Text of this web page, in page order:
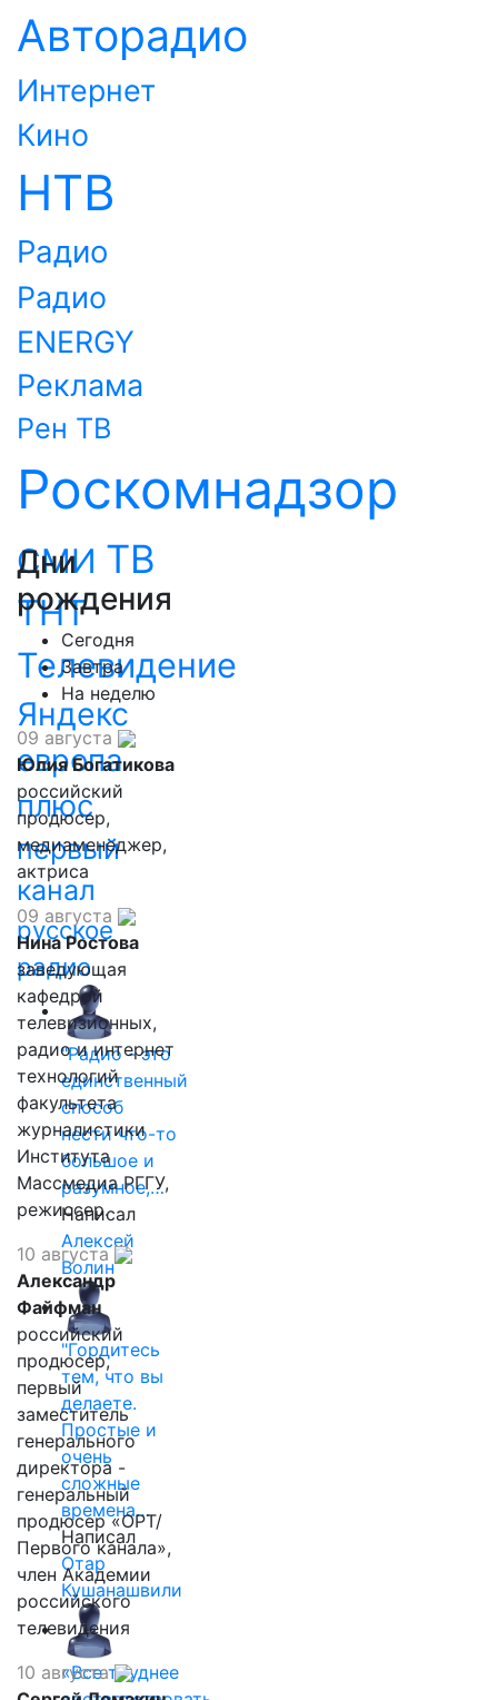
Авторадио
Интернет
Кино
НТВ
Радио
Радио
ENERGY
Реклама
Рен ТВ
Роскомнадзор
СМИ ТВ
ТНТ
Телевидение
Яндекс
европа
плюс
первый
канал
русское
радио
"Радио - это
единственный
способ
нести что-то
большое и
разумное,…
Написал
Алексей
Волин
"Гордитесь
тем, что вы
делаете.
Простые и
очень
сложные
времена…
Написал
Отар
Кушанашвили
«Все труднее
Дни
рождения
Сегодня
Завтра
На неделю
09 августа
Юлия Богатикова
российский
продюсер,
медиаменеджер,
актриса
09 августа
Нина Ростова
заведующая
кафедрой
телевизионных,
радио и интернет
технологий
факультета
журналистики
Института
Массмедиа РГГУ,
режиссер.
10 августа
Александр
Файфман
российский
продюсер,
первый
заместитель
генерального
директора -
генеральный
продюсер «ОРТ/
Первого канала»,
член Академии
российского
телевидения
10 августа